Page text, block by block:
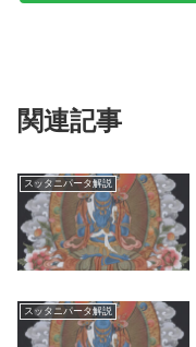
関連記事
スッタニパータ解説
スッタニパータ解説